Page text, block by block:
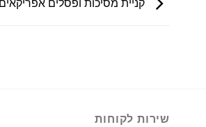
קניית מסיכות ופסלים
שירות לקוחות